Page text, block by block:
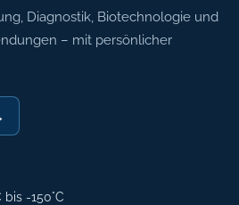
Diagnostik, Biotechnologie und
– mit persönlicher
-150°C